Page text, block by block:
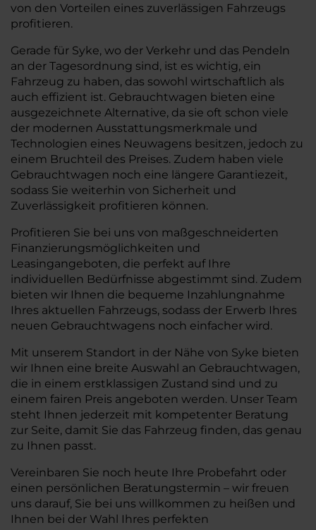
von den Vorteilen eines zuverlässigen Fahrzeugs
profitieren.
Gerade für Syke, wo der Verkehr und das Pendeln
an der Tagesordnung sind, ist es wichtig, ein
Fahrzeug zu haben, das sowohl wirtschaftlich als
auch effizient ist. Gebrauchtwagen bieten eine
ausgezeichnete Alternative, da sie oft schon viele
der modernen Ausstattungsmerkmale und
Technologien eines Neuwagens besitzen, jedoch zu
einem Bruchteil des Preises. Zudem haben viele
Gebrauchtwagen noch eine längere Garantiezeit,
sodass Sie weiterhin von Sicherheit und
Zuverlässigkeit profitieren können.
Profitieren Sie bei uns von maßgeschneiderten
Finanzierungsmöglichkeiten und
Leasingangeboten, die perfekt auf Ihre
individuellen Bedürfnisse abgestimmt sind. Zudem
bieten wir Ihnen die bequeme Inzahlungnahme
Ihres aktuellen Fahrzeugs, sodass der Erwerb Ihres
neuen Gebrauchtwagens noch einfacher wird.
Mit unserem Standort in der Nähe von Syke bieten
wir Ihnen eine breite Auswahl an Gebrauchtwagen,
die in einem erstklassigen Zustand sind und zu
einem fairen Preis angeboten werden. Unser Team
steht Ihnen jederzeit mit kompetenter Beratung
zur Seite, damit Sie das Fahrzeug finden, das genau
zu Ihnen passt.
Vereinbaren Sie noch heute Ihre Probefahrt oder
einen persönlichen Beratungstermin – wir freuen
uns darauf, Sie bei uns willkommen zu heißen und
Ihnen bei der Wahl Ihres perfekten